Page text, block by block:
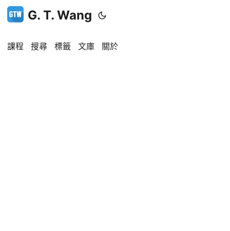
G. T. Wang
課程 搜尋 標籤 文庫 關於